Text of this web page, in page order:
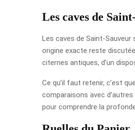
Les caves de
Les caves de Saint-
origine exacte reste
citernes antiques, d’un
Ce qu’il faut retenir, c’est
comparaisons avec
pour comprendre la